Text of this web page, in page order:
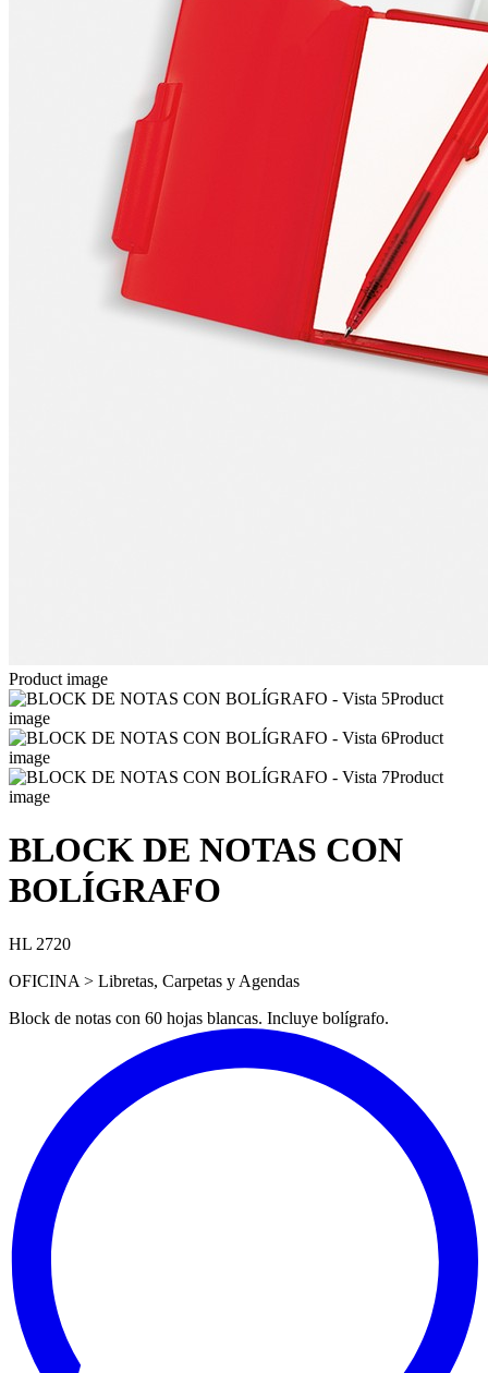
Product image
Product
image
Product
image
Product
image
BLOCK DE NOTAS CON
BOLÍGRAFO
HL 2720
OFICINA > Libretas, Carpetas y Agendas
Block de notas con 60 hojas blancas. Incluye bolígrafo.